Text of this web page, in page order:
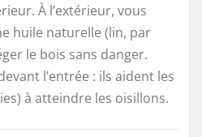
À l’extérieur, vous
huile naturelle (lin, par
le bois sans danger.
l’entrée : ils aident les
à atteindre les oisillons.